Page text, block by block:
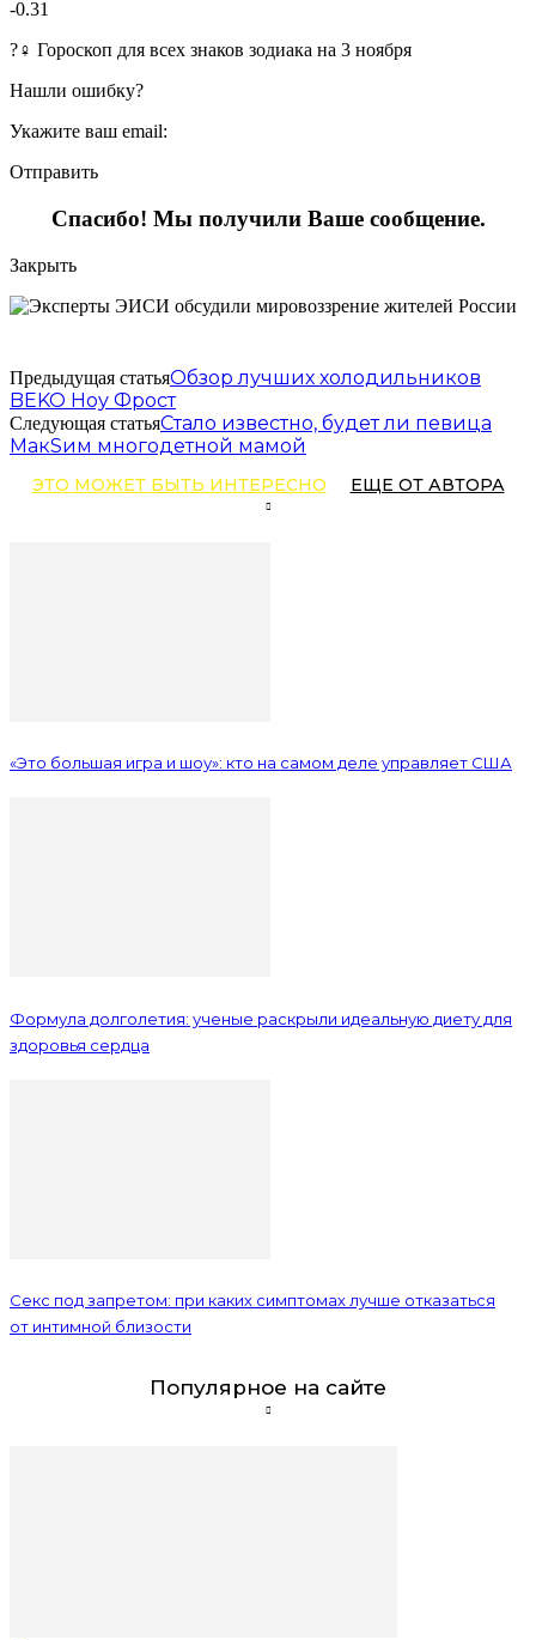
-0.31
?‍♀ Гороскоп для всех знаков зодиака на 3 ноября
Нашли ошибку?
Укажите ваш email:
Отправить
Спасибо! Мы получили Ваше сообщение.
Закрыть
Предыдущая статьяОбзор лучших холодильников
BEKO Ноу Фрост
Следующая статьяСтало известно, будет ли певица
МакSим многодетной мамой
ЭТО МОЖЕТ БЫТЬ ИНТЕРЕСНО ЕЩЕ ОТ АВТОРА
«Это большая игра и шоу»: кто на самом деле управляет США
Формула долголетия: ученые раскрыли идеальную диету для
здоровья сердца
Секс под запретом: при каких симптомах лучше отказаться
от интимной близости
Популярное на сайте